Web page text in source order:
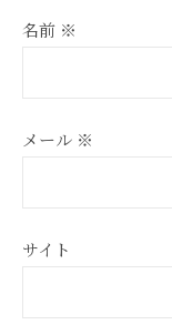
名前 ※
メール ※
サイト